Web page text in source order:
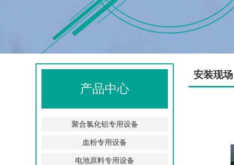
产品中心
聚合氯化铝专用设备
血粉专用设备
电池原料专用设备
安装现场